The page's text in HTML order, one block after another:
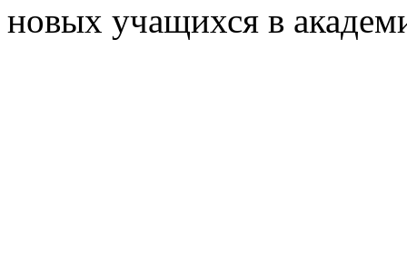
новых учащихся в